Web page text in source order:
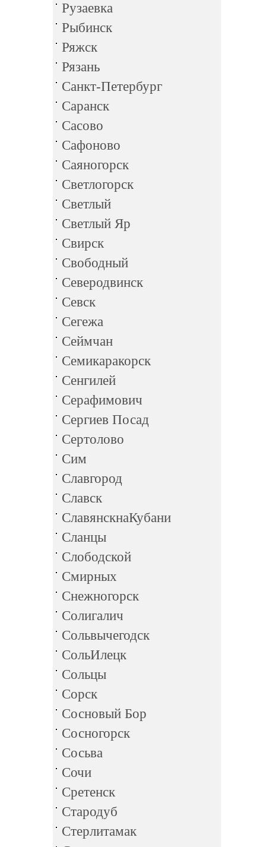
Рузаевка
Рыбинск
Ряжск
Рязань
Санкт-Петербург
Саранск
Сасово
Сафоново
Саяногорск
Светлогорск
Светлый
Светлый Яр
Свирск
Свободный
Северодвинск
Севск
Сегежа
Сеймчан
Семикаракорск
Сенгилей
Серафимович
Сергиев Посад
Сертолово
Сим
Славгород
Славск
СлавянскнаКубани
Сланцы
Слободской
Смирных
Снежногорск
Солигалич
Сольвычегодск
СольИлецк
Сольцы
Сорск
Сосновый Бор
Сосногорск
Сосьва
Сочи
Сретенск
Стародуб
Стерлитамак